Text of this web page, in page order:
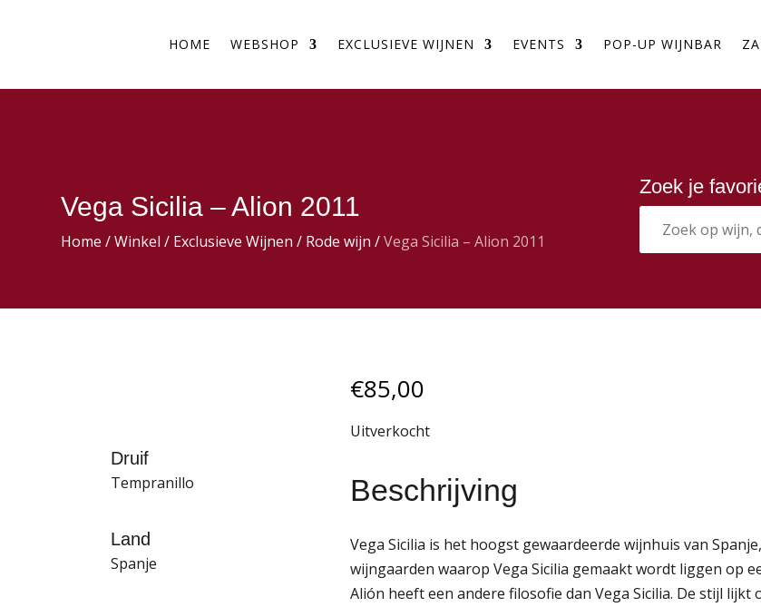
HOME WEBSHOP EXCLUSIEVE WIJNEN EVENTS POP-UP WIJNBAR
Vega Sicilia – Alion 2011
Home /Winkel / Exclusieve Wijnen / Rode wijn /Vega Sicilia – Alion 2011
Zoek je
Druif
Tempranillo
Land
Spanje
€85,00
Uitverkocht
Beschrijving
Vega Sicilia is het hoogst gewaardeerde wijnhuis van
wijngaarden waarop Vega Sicilia gemaakt wordt liggen op
Alión heeft een andere filosofie dan Vega Sicilia. De stijl